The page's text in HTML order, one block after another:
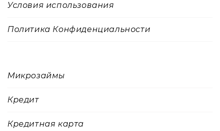
Условия использования
Политика Конфиденциальности
Микрозаймы
Кредит
Кредитная карта